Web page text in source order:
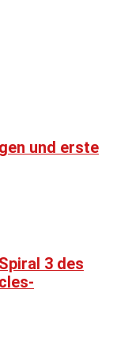
und erste
3 des